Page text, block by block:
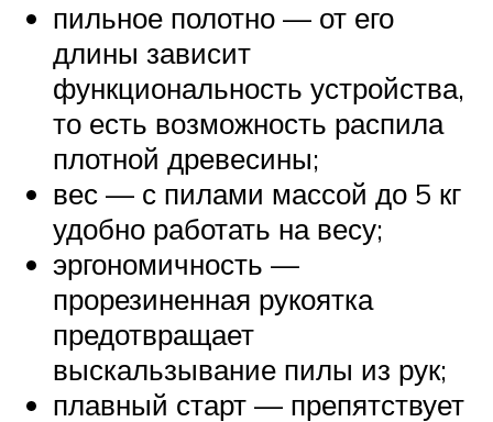
пильное полотно — от его
длины зависит
функциональность устройства,
то есть возможность распила
плотной древесины;
вес — с пилами массой до 5 кг
удобно работать на весу;
эргономичность —
прорезиненная рукоятка
предотвращает
выскальзывание пилы из рук;
плавный старт — препятствует